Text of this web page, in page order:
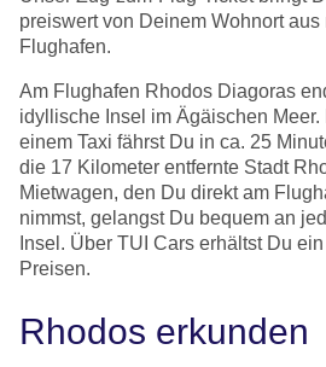
preiswert von Deinem Wohnort
Flughafen.
Am Flughafen Rhodos Diagoras
idyllische Insel im Ägäischen Meer.
einem Taxi fährst Du in ca. 25
die 17 Kilometer entfernte Stadt
Mietwagen, den Du direkt am
nimmst, gelangst Du bequem an
Insel. Über TUI Cars erhältst Du
Preisen.
Rhodos erkunden